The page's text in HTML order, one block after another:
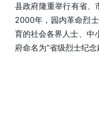
县政府隆重举行有省
2000年，园内革命烈
育的社会各界人士、中
府命名为“省级烈士纪